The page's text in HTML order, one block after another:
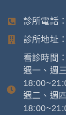
診所電話
診所地址
看診時間：
週一、週
週二、週